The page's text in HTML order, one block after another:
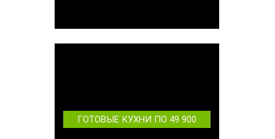
ГОТОВЫЕ КУХНИ ПО 49 900